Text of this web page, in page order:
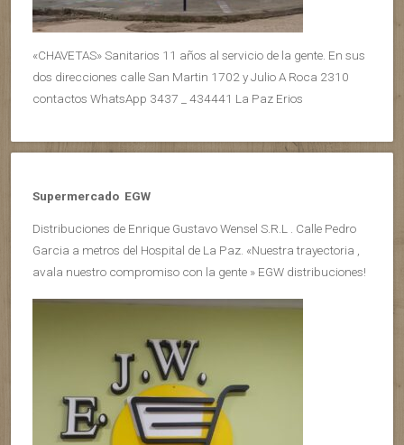
«CHAVETAS» Sanitarios 11 años al servicio de la gente. En sus
dos direcciones calle San Martin 1702 y Julio A Roca 2310
contactos WhatsApp 3437 _ 434441 La Paz Erios
Supermercado EGW
Distribuciones de Enrique Gustavo Wensel S.R.L . Calle Pedro
Garcia a metros del Hospital de La Paz. «Nuestra trayectoria ,
avala nuestro compromiso con la gente » EGW distribuciones!